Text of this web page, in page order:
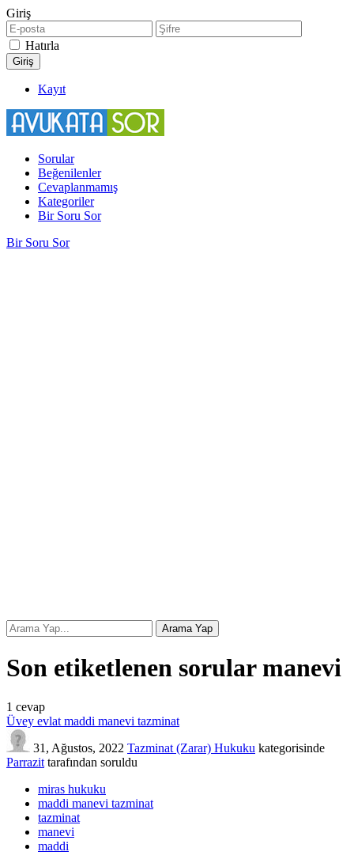
Giriş
Hatırla
Kayıt
Sorular
Beğenilenler
Cevaplanmamış
Kategoriler
Bir Soru Sor
Bir Soru Sor
Son etiketlenen sorular manevi
1 cevap
Üvey evlat maddi manevi tazminat
31, Ağustos, 2022 Tazminat (Zarar) Hukuku kategorisinde
Parrazit tarafından soruldu
miras hukuku
maddi manevi tazminat
tazminat
manevi
maddi